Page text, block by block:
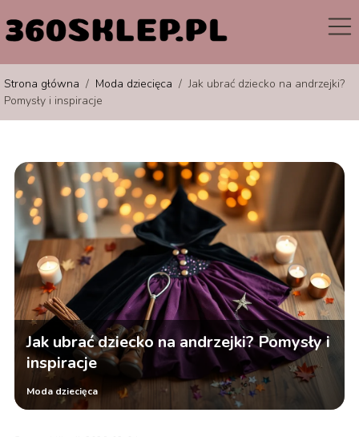
Strona główna / Moda dziecięca / Jak ubrać dziecko na andrzejki?
Pomysły i inspiracje
Jak ubrać dziecko na andrzejki? Pomysły i
inspiracje
Moda dziecięca